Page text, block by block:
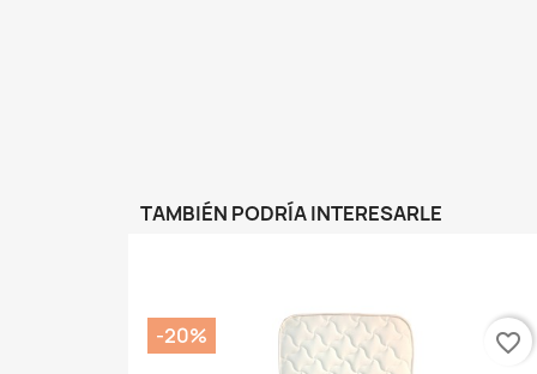
TAMBIÉN PODRÍA INTERESARLE
-20% favorite_border